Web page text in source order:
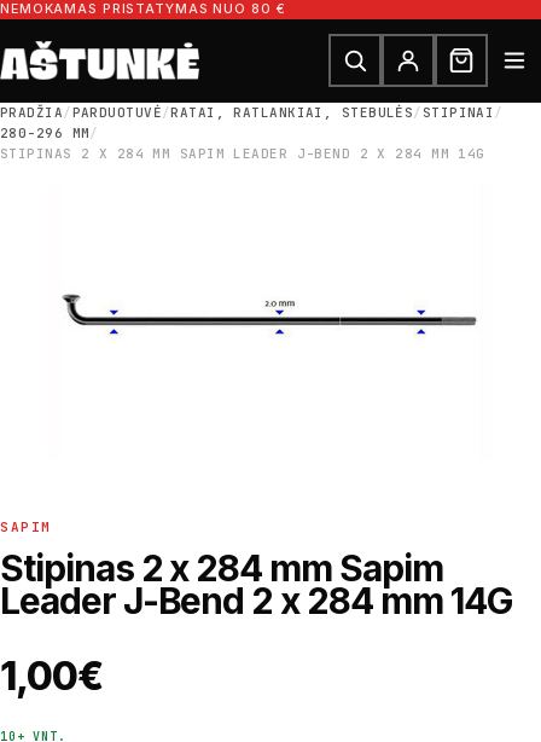
Pereiti prie turinio
NEMOKAMAS PRISTATYMAS NUO 80 €
Ieškoti dalių
Ieškoti
PRADŽIA/PARDUOTUVĖ/RATAI, RATLANKIAI, STEBULĖS/ STIPINAI /
280-296 MM/
STIPINAS 2 X 284 MM SAPIM LEADER J-BEND 2 X 284 MM 14G
SAPIM
Stipinas 2 x 284 mm Sapim
Leader J-Bend 2 x 284 mm 14G
1,00€
10+ VNT.